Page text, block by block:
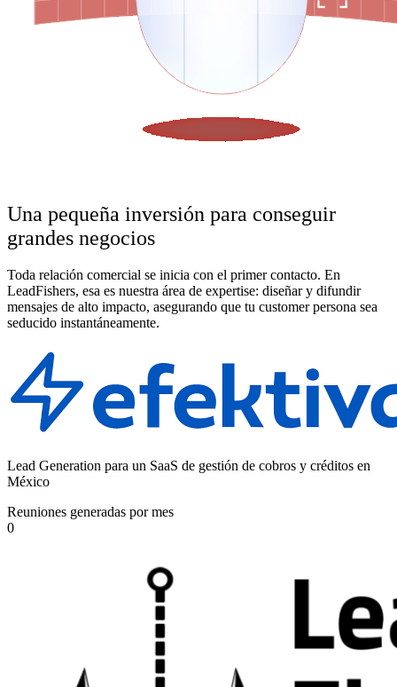
Una pequeña inversión para conseguir
grandes negocios
Toda relación comercial se inicia con el primer contacto. En
LeadFishers, esa es nuestra área de expertise: diseñar y difundir
mensajes de alto impacto, asegurando que tu customer persona sea
seducido instantáneamente.
Lead Generation para un SaaS de gestión de cobros y créditos en
México
Reuniones generadas por mes
0